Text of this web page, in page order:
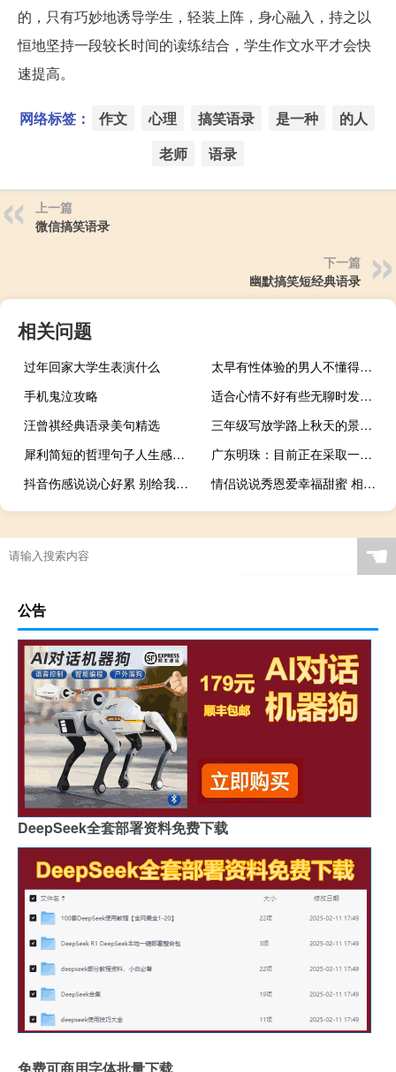
的，只有巧妙地诱导学生，轻装上阵，身心融入，持之以
恒地坚持一段较长时间的读练结合，学生作文水平才会快
速提高。
网络标签： 作文 心理 搞笑语录 是一种
的人
老师
语录
上一篇
微信搞笑语录
下一篇
幽默搞笑短经典语录
相关问题
过年回家大学生表演什么
太早有性体验的男人不懂得宠爱女人
手机鬼泣攻略
适合心情不好有些无聊时发的说说 只想好好睡一觉醒来所有不如意都忘掉
汪曾祺经典语录美句精选
三年级写放学路上秋天的景色句子
犀利简短的哲理句子人生感悟 每一句都是深刻人生哲理
广东明珠：目前正在采取一切措施收回房地产相关合作项目的一切应收款项尽快回笼资金
抖音伤感说说心好累 别给我希望又带给我失望和绝望
情侣说说秀恩爱幸福甜蜜 相遇是春风十里原来是你
☚
公告
DeepSeek全套部署资料免费下载